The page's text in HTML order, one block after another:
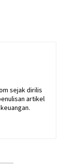
sejak dirilis
artikel